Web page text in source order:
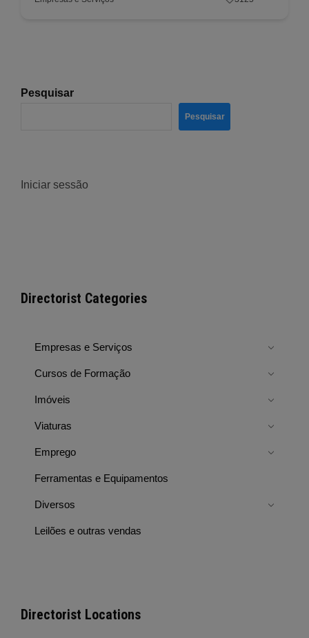
Pesquisar
Pesquisar
Iniciar sessão
Directorist Categories
Empresas e Serviços
Cursos de Formação
Imóveis
Viaturas
Emprego
Ferramentas e Equipamentos
Diversos
Leilões e outras vendas
Directorist Locations